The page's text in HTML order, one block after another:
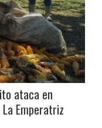
ataca en
Emperatriz